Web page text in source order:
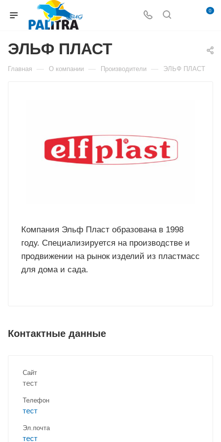
0
ЭЛЬФ ПЛАСТ
Главная — О компании — Производители — ЭЛЬФ ПЛАСТ
Компания Эльф Пласт образована в 1998
году. Специализируется на производстве и
продвижении на рынок изделий из пластмасс
для дома и сада.
Контактные данные
Сайт
тест
Телефон
тест
Эл.почта
тест